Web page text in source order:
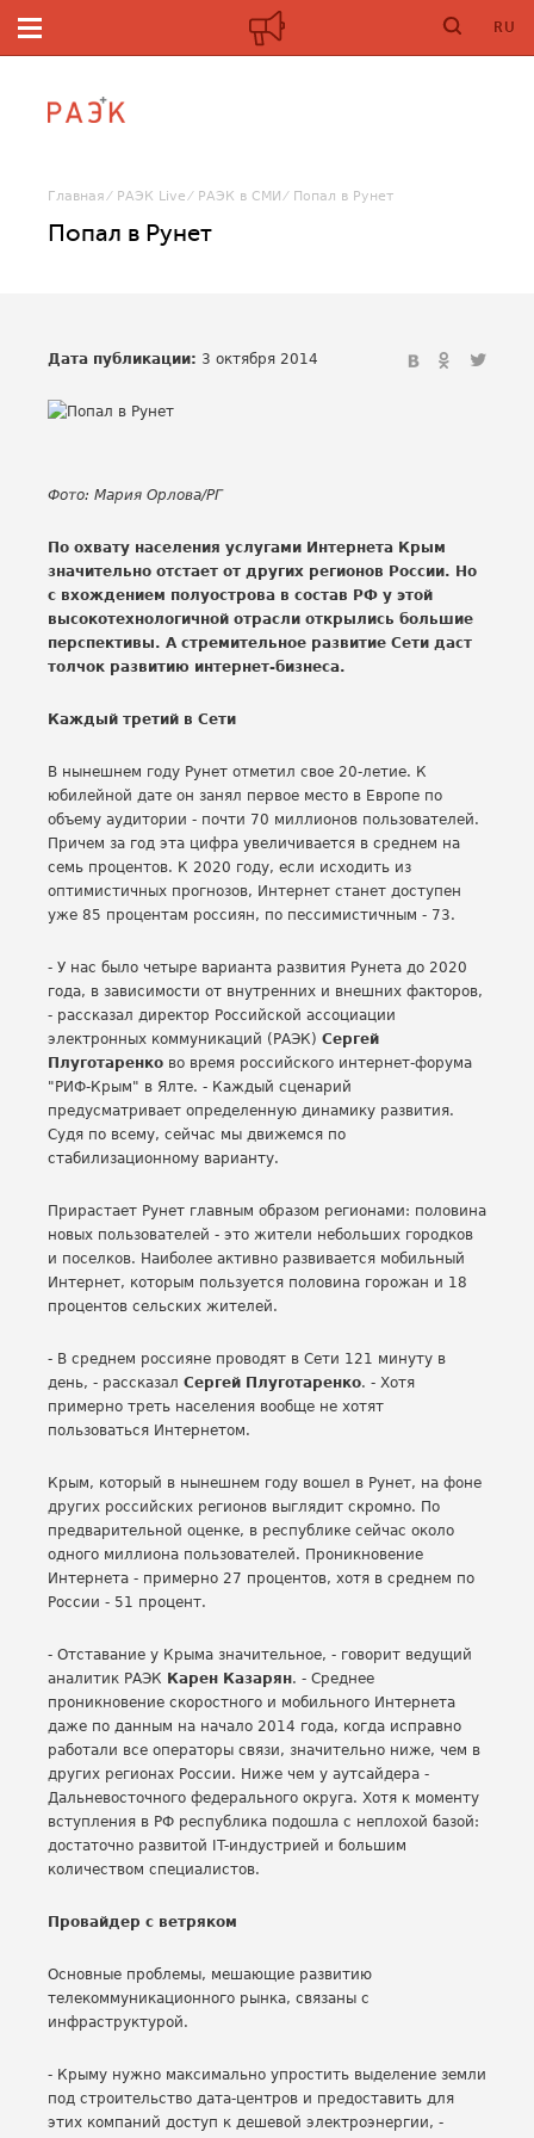
RU
Главная РАЭК Live РАЭК в СМИ Попал в Рунет
Попал в Рунет
Дата публикации: 3 октября 2014
Фото: Мария Орлова/РГ
По охвату населения услугами Интернета Крым
значительно отстает от других регионов России. Но
с вхождением полуострова в состав РФ у этой
высокотехнологичной отрасли открылись большие
перспективы. А стремительное развитие Сети даст
толчок развитию интернет-бизнеса.
Каждый третий в Сети
В нынешнем году Рунет отметил свое 20-летие. К
юбилейной дате он занял первое место в Европе по
объему аудитории - почти 70 миллионов пользователей.
Причем за год эта цифра увеличивается в среднем на
семь процентов. К 2020 году, если исходить из
оптимистичных прогнозов, Интернет станет доступен
уже 85 процентам россиян, по пессимистичным - 73.
- У нас было четыре варианта развития Рунета до 2020
года, в зависимости от внутренних и внешних факторов,
- рассказал директор Российской ассоциации
электронных коммуникаций (РАЭК) Сергей
Плуготаренко во время российского интернет-форума
"РИФ-Крым" в Ялте. - Каждый сценарий
предусматривает определенную динамику развития.
Судя по всему, сейчас мы движемся по
стабилизационному варианту.
Прирастает Рунет главным образом регионами: половина
новых пользователей - это жители небольших городков
и поселков. Наиболее активно развивается мобильный
Интернет, которым пользуется половина горожан и 18
процентов сельских жителей.
- В среднем россияне проводят в Сети 121 минуту в
день, - рассказал Сергей Плуготаренко. - Хотя
примерно треть населения вообще не хотят
пользоваться Интернетом.
Крым, который в нынешнем году вошел в Рунет, на фоне
других российских регионов выглядит скромно. По
предварительной оценке, в республике сейчас около
одного миллиона пользователей. Проникновение
Интернета - примерно 27 процентов, хотя в среднем по
России - 51 процент.
- Отставание у Крыма значительное, - говорит ведущий
аналитик РАЭК Карен Казарян. - Среднее
проникновение скоростного и мобильного Интернета
даже по данным на начало 2014 года, когда исправно
работали все операторы связи, значительно ниже, чем в
других регионах России. Ниже чем у аутсайдера -
Дальневосточного федерального округа. Хотя к моменту
вступления в РФ республика подошла с неплохой базой:
достаточно развитой IT-индустрией и большим
количеством специалистов.
Провайдер с ветряком
Основные проблемы, мешающие развитию
телекоммуникационного рынка, связаны с
инфраструктурой.
- Крыму нужно максимально упростить выделение земли
под строительство дата-центров и предоставить для
этих компаний доступ к дешевой электроэнергии, -